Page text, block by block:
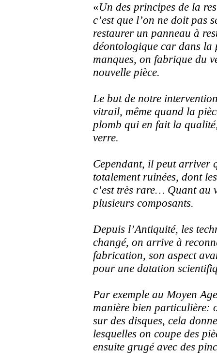
«Un des principes de la
c’est que l’on ne doit pas
restaurer un panneau à
déontologique car dans
manques, on fabrique du
nouvelle pièce.
Le but de notre
vitrail, même quand la
plomb qui en fait la
verre.
Cependant, il peut arriver
totalement ruinées, dont
c’est très rare… Quant au
plusieurs composants.
Depuis l’Antiquité, les
changé, on arrive à
fabrication, son aspect
pour une datation
Par exemple au Moyen
manière bien particulière:
sur des disques, cela
lesquelles on coupe des
ensuite grugé avec des